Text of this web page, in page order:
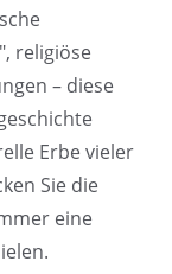
religiöse
– diese
Erbe vieler
Sie die
eine